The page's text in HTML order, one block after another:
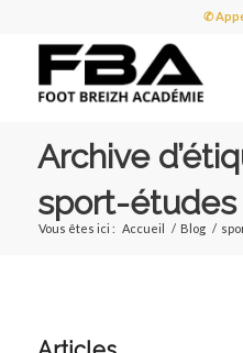
✆
Archive
sport-études
Vous êtes ici : Accueil / Blog /